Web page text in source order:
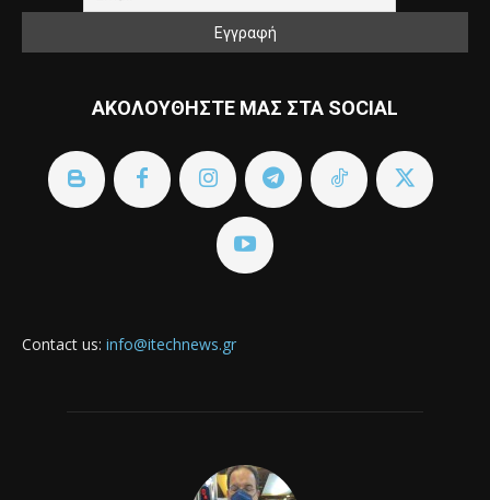
ΑΚΟΛΟΥΘΗΣΤΕ ΜΑΣ ΣΤΑ SOCIAL
Contact us: info@itechnews.gr